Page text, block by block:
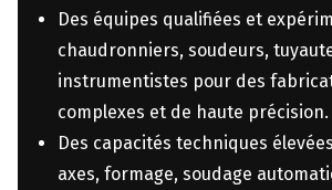
Des équipes qualifiées et
chaudronniers, soudeurs,
instrumentistes pour des
complexes et de haute précision.
Des capacités techniques
axes, formage, soudage